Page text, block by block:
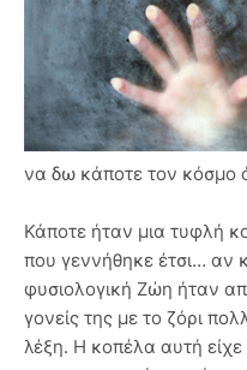
να δω κάποτε τον κόσμο
Κάποτε ήταν μια τυφλή
που γεννήθηκε έτσι… αν
φυσιολογική Ζώη ήταν
γονείς της με το ζόρι
λέξη. Η κοπέλα αυτή